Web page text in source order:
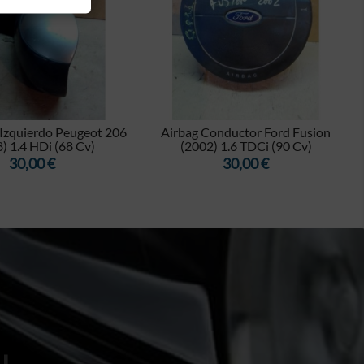
Peugeot 206
1.4 HDi (68 Cv)
Precio
30,00 €
Airbag Conductor Ford Fusion
(2002) 1.6 TDCi (90 Cv)
Precio
30,00 €
